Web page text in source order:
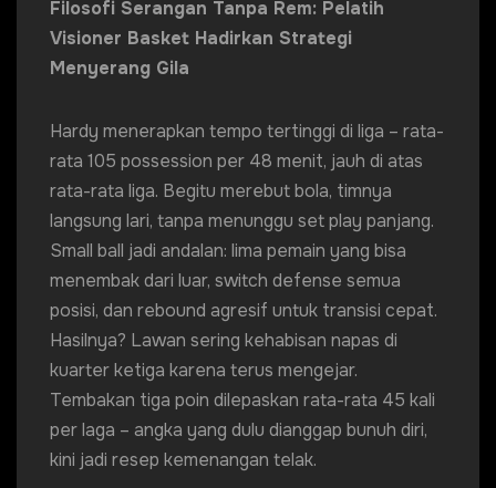
Filosofi Serangan Tanpa Rem: Pelatih
Visioner Basket Hadirkan Strategi
Menyerang Gila
Hardy menerapkan tempo tertinggi di liga – rata-
rata 105 possession per 48 menit, jauh di atas
rata-rata liga. Begitu merebut bola, timnya
langsung lari, tanpa menunggu set play panjang.
Small ball jadi andalan: lima pemain yang bisa
menembak dari luar, switch defense semua
posisi, dan rebound agresif untuk transisi cepat.
Hasilnya? Lawan sering kehabisan napas di
kuarter ketiga karena terus mengejar.
Tembakan tiga poin dilepaskan rata-rata 45 kali
per laga – angka yang dulu dianggap bunuh diri,
kini jadi resep kemenangan telak.